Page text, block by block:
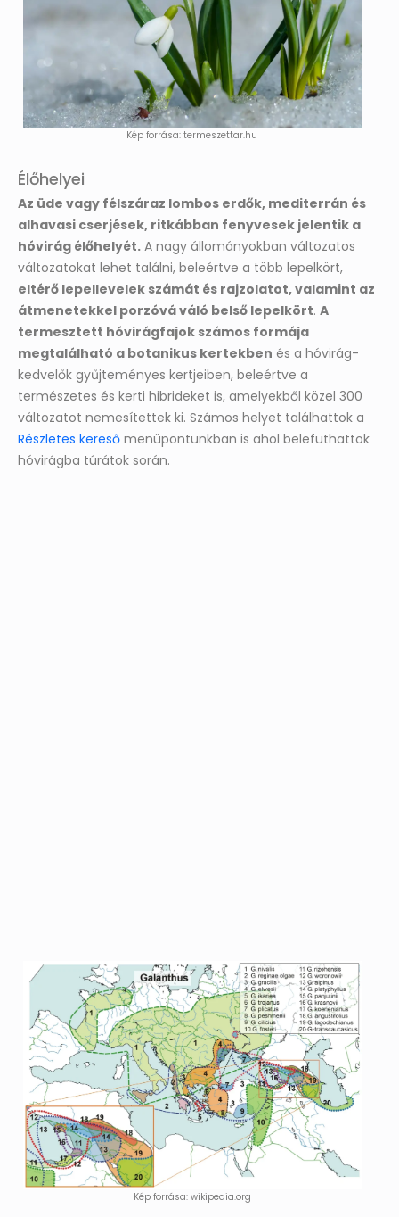
Kép forrása: termeszettar.hu
Élőhelyei
Az üde vagy félszáraz lombos erdők, mediterrán és
alhavasi cserjések, ritkábban fenyvesek jelentik a
hóvirág élőhelyét. A nagy állományokban változatos
változatokat lehet találni, beleértve a több lepelkört,
eltérő lepellevelek számát és rajzolatot, valamint az
átmenetekkel porzóvá váló belső lepelkört. A
termesztett hóvirágfajok számos formája
megtalálható a botanikus kertekben és a hóvirág-
kedvelők gyűjteményes kertjeiben, beleértve a
természetes és kerti hibrideket is, amelyekből közel 300
változatot nemesítettek ki. Számos helyet találhattok a
Részletes kereső menüpontunkban is ahol belefuthattok
hóvirágba túrátok során.
Kép forrása: wikipedia.org